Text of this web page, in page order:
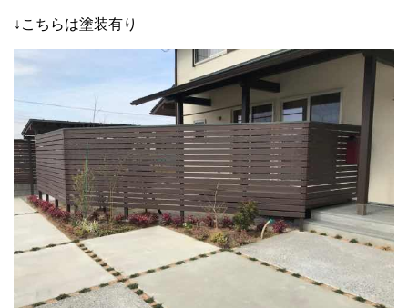
↓こちらは塗装有り